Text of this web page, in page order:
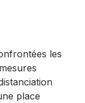
les
place